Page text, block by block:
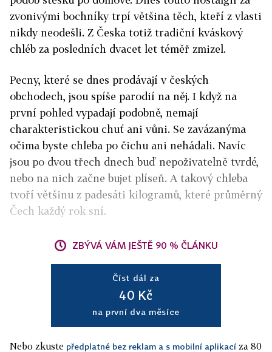
zvonivými bochníky trpí většina těch, kteří z vlasti
nikdy neodešli. Z Česka totiž tradiční kváskový
chléb za posledních dvacet let téměř zmizel.
Pecny, které se dnes prodávají v českých
obchodech, jsou spíše parodií na něj. I když na
první pohled vypadají podobně, nemají
charakteristickou chuť ani vůni. Se zavázanýma
očima byste chleba po čichu ani nehádali. Navíc
jsou po dvou třech dnech buď nepoživatelně tvrdé,
nebo na nich začne bujet plíseň. A takový chleba
tvoří většinu z padesáti kilogramů, které průměrný
Čech každý rok sní.
ZBÝVÁ VÁM JEŠTĚ 90 % ČLÁNKU
Číst dál za
40 Kč
na první dva měsíce
Nebo zkuste předplatné bez reklam a s mobilní aplikací za 80